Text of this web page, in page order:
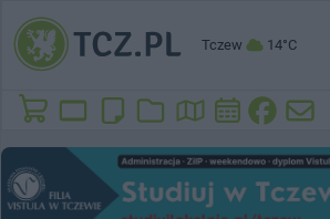
Tczew 14°C